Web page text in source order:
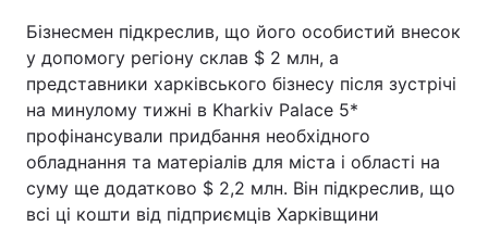
Бізнесмен підкреслив, що його особистий внесок
у допомогу регіону склав $ 2 млн, а
представники харківського бізнесу після зустрічі
на минулому тижні в Kharkiv Palace 5*
профінансували придбання необхідного
обладнання та матеріалів для міста і області на
суму ще додатково $ 2,2 млн. Він підкреслив, що
всі ці кошти від підприємців Харківщини